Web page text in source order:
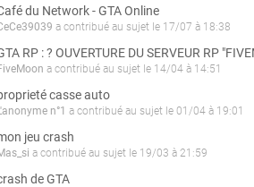
du Network - GTA Online
a contribué au sujet le 17/07 à 18:38
a contribué au sujet le 14/04 à 14:51
casse auto
n°1 a contribué au sujet le 01/04 à 19:01
jeu crash
a contribué au sujet le 19/03 à 21:59
de GTA